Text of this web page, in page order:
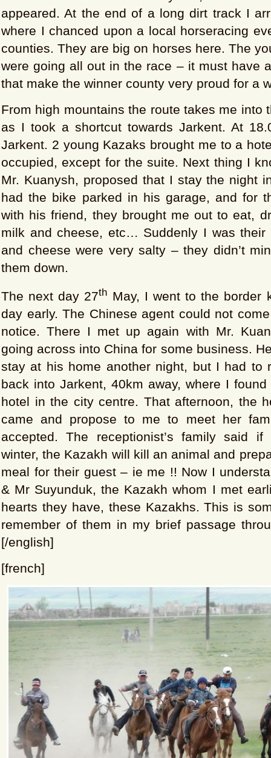
appeared. At the end of a long dirt track I
where I chanced upon a local horseracing
counties. They are big on horses here. The
were going all out in the race – it must have
that make the winner county very proud for a
From high mountains the route takes me into
as I took a shortcut towards Jarkent. At
Jarkent. 2 young Kazaks brought me to a
occupied, except for the suite. Next thing I
Mr. Kuanysh, proposed that I stay the night
had the bike parked in his garage, and for
with his friend, they brought me out to eat,
milk and cheese, etc… Suddenly I was their
and cheese were very salty – they didn’t
them down.
The next day 27th May, I went to the border
day early. The Chinese agent could not
notice. There I met up again with Mr.
going across into China for some business.
stay at his home another night, but I had to
back into Jarkent, 40km away, where I
hotel in the city centre. That afternoon, the
came and propose to me to meet her
accepted. The receptionist’s family said
winter, the Kazakh will kill an animal and
meal for their guest – ie me !! Now I
& Mr Suyunduk, the Kazakh whom I met
hearts they have, these Kazakhs. This is
remember of them in my brief passage
[/english]
[french]